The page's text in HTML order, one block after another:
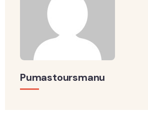
Pumastoursmanu